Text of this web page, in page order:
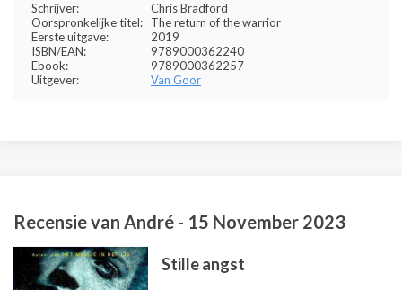
Schrijver:
Chris Bradford
Oorspronkelijke titel:
The return of the warrior
Eerste uitgave:
2019
ISBN/EAN:
9789000362240
Ebook:
9789000362257
Uitgever:
Van Goor
Recensie van André - 15 November 2023
Stille angst